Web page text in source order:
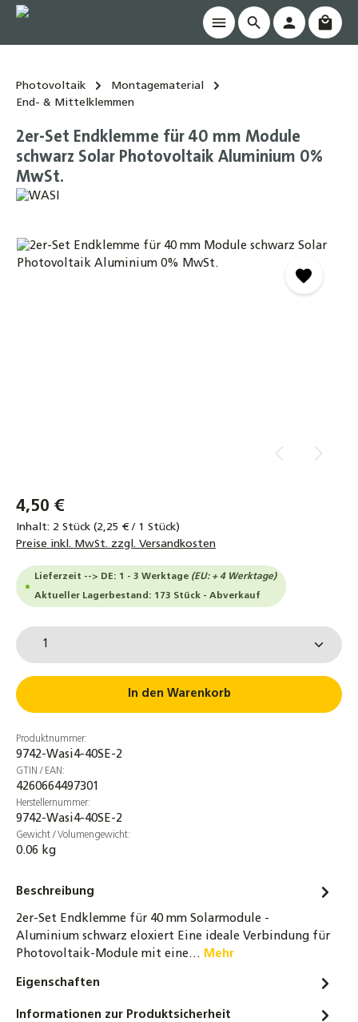
springen
Photovoltaik
Montagematerial
End- & Mittelklemmen
2er-Set Endklemme für 40 mm Module
schwarz Solar Photovoltaik Aluminium 0%
MwSt.
Bildergalerie überspringen
4,50 €
Inhalt: 2 Stück (2,25 € / 1 Stück)
Preise inkl. MwSt. zzgl. Versandkosten
Lieferzeit --> DE: 1 - 3 Werktage (EU: + 4 Werktage)
Aktueller Lagerbestand: 173 Stück - Abverkauf
Produkt Anzahl: Gib den gewünschten Wert ein
In den Warenkorb
Produktnummer:
9742-Wasi4-40SE-2
GTIN / EAN:
4260664497301
Herstellernummer:
9742-Wasi4-40SE-2
Gewicht / Volumengewicht:
0.06 kg
Beschreibung
2er-Set Endklemme für 40 mm Solarmodule -
Aluminium schwarz eloxiert Eine ideale Verbindung für
Photovoltaik-Module mit eine… Mehr
Eigenschaften
Informationen zur Produktsicherheit